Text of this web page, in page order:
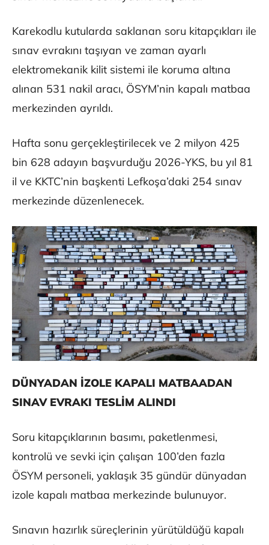
Karekodlu kutularda saklanan soru kitapçıkları ile
sınav evrakını taşıyan ve zaman ayarlı
elektromekanik kilit sistemi ile koruma altına
alınan 531 nakil aracı, ÖSYM’nin kapalı matbaa
merkezinden ayrıldı.
Hafta sonu gerçekleştirilecek ve 2 milyon 425
bin 628 adayın başvurduğu 2026-YKS, bu yıl 81
il ve KKTC’nin başkenti Lefkoşa’daki 254 sınav
merkezinde düzenlenecek.
DÜNYADAN İZOLE KAPALI MATBAADAN
SINAV EVRAKI TESLİM ALINDI
Soru kitapçıklarının basımı, paketlenmesi,
kontrolü ve sevki için çalışan 100’den fazla
ÖSYM personeli, yaklaşık 35 gündür dünyadan
izole kapalı matbaa merkezinde bulunuyor.
Sınavın hazırlık süreçlerinin yürütüldüğü kapalı